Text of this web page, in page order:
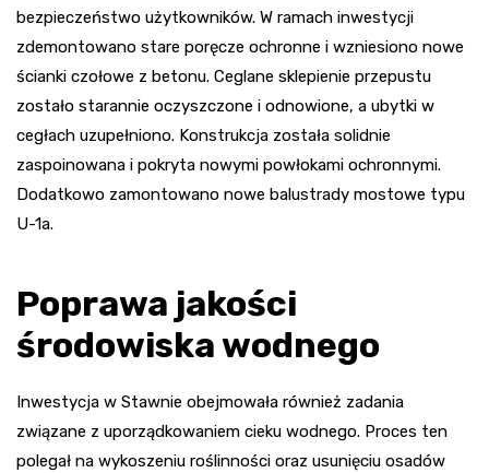
bezpieczeństwo użytkowników. W ramach inwestycji
zdemontowano stare poręcze ochronne i wzniesiono nowe
ścianki czołowe z betonu. Ceglane sklepienie przepustu
zostało starannie oczyszczone i odnowione, a ubytki w
cegłach uzupełniono. Konstrukcja została solidnie
zaspoinowana i pokryta nowymi powłokami ochronnymi.
Dodatkowo zamontowano nowe balustrady mostowe typu
U-1a.
Poprawa jakości
środowiska wodnego
Inwestycja w Stawnie obejmowała również zadania
związane z uporządkowaniem cieku wodnego. Proces ten
polegał na wykoszeniu roślinności oraz usunięciu osadów